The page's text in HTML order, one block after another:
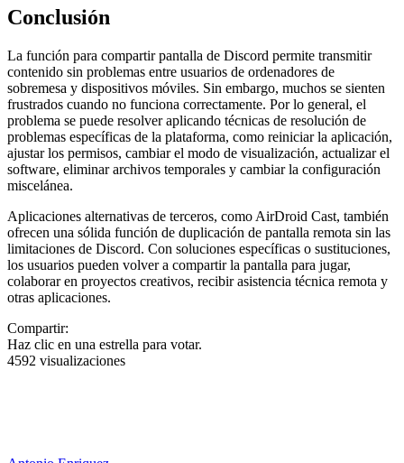
Conclusión
La función para compartir pantalla de Discord permite transmitir
contenido sin problemas entre usuarios de ordenadores de
sobremesa y dispositivos móviles. Sin embargo, muchos se sienten
frustrados cuando no funciona correctamente. Por lo general, el
problema se puede resolver aplicando técnicas de resolución de
problemas específicas de la plataforma, como reiniciar la aplicación,
ajustar los permisos, cambiar el modo de visualización, actualizar el
software, eliminar archivos temporales y cambiar la configuración
miscelánea.
Aplicaciones alternativas de terceros, como AirDroid Cast, también
ofrecen una sólida función de duplicación de pantalla remota sin las
limitaciones de Discord. Con soluciones específicas o sustituciones,
los usuarios pueden volver a compartir la pantalla para jugar,
colaborar en proyectos creativos, recibir asistencia técnica remota y
otras aplicaciones.
Compartir:
Haz clic en una estrella para votar.
4592 visualizaciones